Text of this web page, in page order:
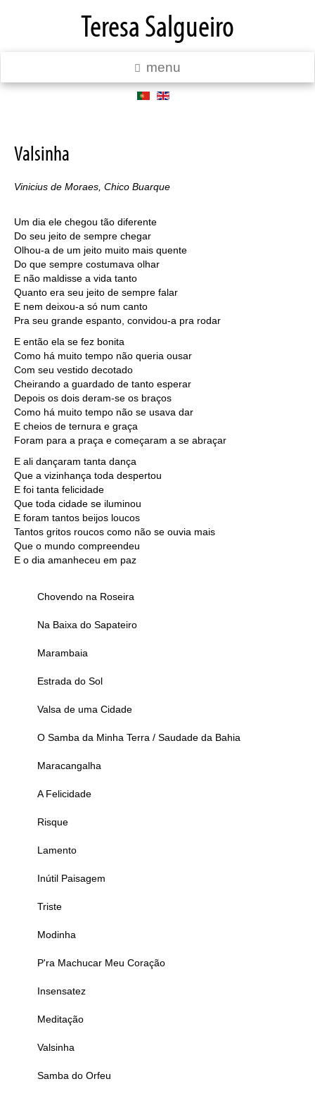
Teresa Salgueiro
menu
Valsinha
Vinicius de Moraes, Chico Buarque
Um dia ele chegou tão diferente
Do seu jeito de sempre chegar
Olhou-a de um jeito muito mais quente
Do que sempre costumava olhar
E não maldisse a vida tanto
Quanto era seu jeito de sempre falar
E nem deixou-a só num canto
Pra seu grande espanto, convidou-a pra rodar
E então ela se fez bonita
Como há muito tempo não queria ousar
Com seu vestido decotado
Cheirando a guardado de tanto esperar
Depois os dois deram-se os braços
Como há muito tempo não se usava dar
E cheios de ternura e graça
Foram para a praça e começaram a se abraçar
E ali dançaram tanta dança
Que a vizinhança toda despertou
E foi tanta felicidade
Que toda cidade se iluminou
E foram tantos beijos loucos
Tantos gritos roucos como não se ouvia mais
Que o mundo compreendeu
E o dia amanheceu em paz
Chovendo na Roseira
Na Baixa do Sapateiro
Marambaia
Estrada do Sol
Valsa de uma Cidade
O Samba da Minha Terra / Saudade da Bahia
Maracangalha
A Felicidade
Risque
Lamento
Inútil Paisagem
Triste
Modinha
P'ra Machucar Meu Coração
Insensatez
Meditação
Valsinha
Samba do Orfeu